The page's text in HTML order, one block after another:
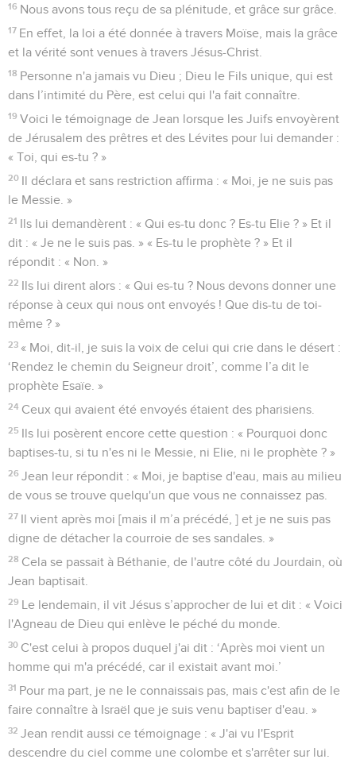
16 Nous avons tous reçu de sa plénitude, et grâce sur grâce.
17 En effet, la loi a été donnée à travers Moïse, mais la grâce
et la vérité sont venues à travers Jésus-Christ.
18 Personne n'a jamais vu Dieu ; Dieu le Fils unique, qui est
dans l’intimité du Père, est celui qui l'a fait connaître.
19 Voici le témoignage de Jean lorsque les Juifs envoyèrent
de Jérusalem des prêtres et des Lévites pour lui demander :
« Toi, qui es-tu ? »
20 Il déclara et sans restriction affirma : « Moi, je ne suis pas
le Messie. »
21 Ils lui demandèrent : « Qui es-tu donc ? Es-tu Elie ? » Et il
dit : « Je ne le suis pas. » « Es-tu le prophète ? » Et il
répondit : « Non. »
22 Ils lui dirent alors : « Qui es-tu ? Nous devons donner une
réponse à ceux qui nous ont envoyés ! Que dis-tu de toi-
même ? »
23 « Moi, dit-il, je suis la voix de celui qui crie dans le désert :
‘Rendez le chemin du Seigneur droit’, comme l’a dit le
prophète Esaïe. »
24 Ceux qui avaient été envoyés étaient des pharisiens.
25 Ils lui posèrent encore cette question : « Pourquoi donc
baptises-tu, si tu n'es ni le Messie, ni Elie, ni le prophète ? »
26 Jean leur répondit : « Moi, je baptise d'eau, mais au milieu
de vous se trouve quelqu'un que vous ne connaissez pas.
27 Il vient après moi [mais il m’a précédé, ] et je ne suis pas
digne de détacher la courroie de ses sandales. »
28 Cela se passait à Béthanie, de l'autre côté du Jourdain, où
Jean baptisait.
29 Le lendemain, il vit Jésus s’approcher de lui et dit : « Voici
l'Agneau de Dieu qui enlève le péché du monde.
30 C'est celui à propos duquel j'ai dit : ‘Après moi vient un
homme qui m'a précédé, car il existait avant moi.’
31 Pour ma part, je ne le connaissais pas, mais c'est afin de le
faire connaître à Israël que je suis venu baptiser d'eau. »
32 Jean rendit aussi ce témoignage : « J'ai vu l'Esprit
descendre du ciel comme une colombe et s'arrêter sur lui.